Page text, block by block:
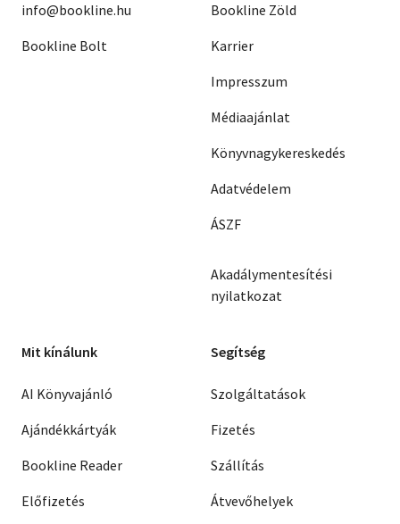
info@bookline.hu
Bookline Bolt
Bookline Zöld
Karrier
Impresszum
Médiaajánlat
Könyvnagykereskedés
Adatvédelem
ÁSZF
Akadálymentesítési
nyilatkozat
Mit kínálunk
AI Könyvajánló
Ajándékkártyák
Bookline Reader
Előfizetés
Segítség
Szolgáltatások
Fizetés
Szállítás
Átvevőhelyek